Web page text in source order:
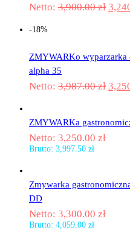
Netto: 3,900.00zł
-18%
ZMYWARKo wyparzarka
alpha 35
Netto: 3,987.00zł
ZMYWARKa
Netto: 3,250.00 zł
Brutto: 3,997.50 zł
Zmywarka
DD
Netto: 3,300.00 zł
Brutto: 4,059.00 zł